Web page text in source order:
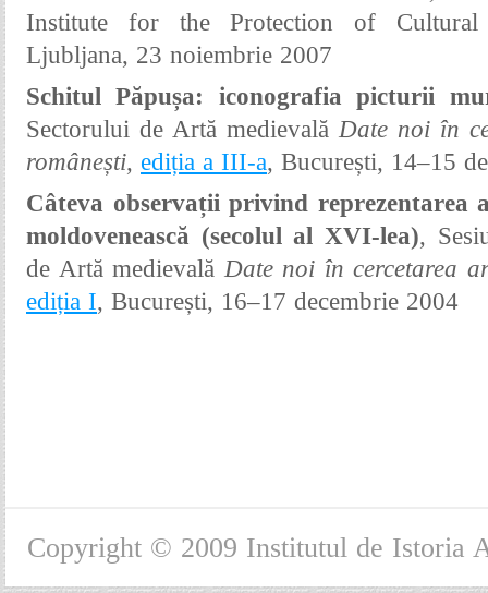
Institute for the Protection of Cultural
Ljubljana, 23 noiembrie 2007
Schitul Păpușa: iconografia picturii
Sectorului de Artă medievală Date noi în
românești, ediția a III-a, București, 14–15
Câteva observații privind reprezentarea
moldovenească (secolul al XVI-lea),
de Artă medievală Date noi în cercetarea
ediția I, București, 16–17 decembrie 2004
Copyright © 2009 Institutul de Istoria